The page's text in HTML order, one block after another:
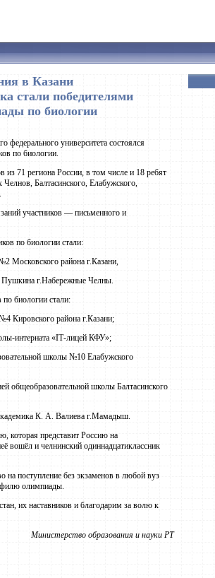
в Казани
стали победителями
по биологии
федерального университета состоялся
по биологии.
71 региона России, в том числе и 18 ребят
Балтасинского, Елабужского,
участников — письменного и
по биологии стали:
Московского района г.Казани,
г.Набережные Челны.
биологии стали:
Кировского района г.Казани;
интерната «IТ-лицей КФУ»;
школы №10 Елабужского
общеобразовательной школы Балтасинского
К. А. Валиева г.Мамадыш.
которая представит Россию на
вошёл и челнинский одиннадцатиклассник
на поступление без экзаменов в любой вуз
олимпиады.
их наставников и благодарим за волю к
Министерство образования и науки РТ